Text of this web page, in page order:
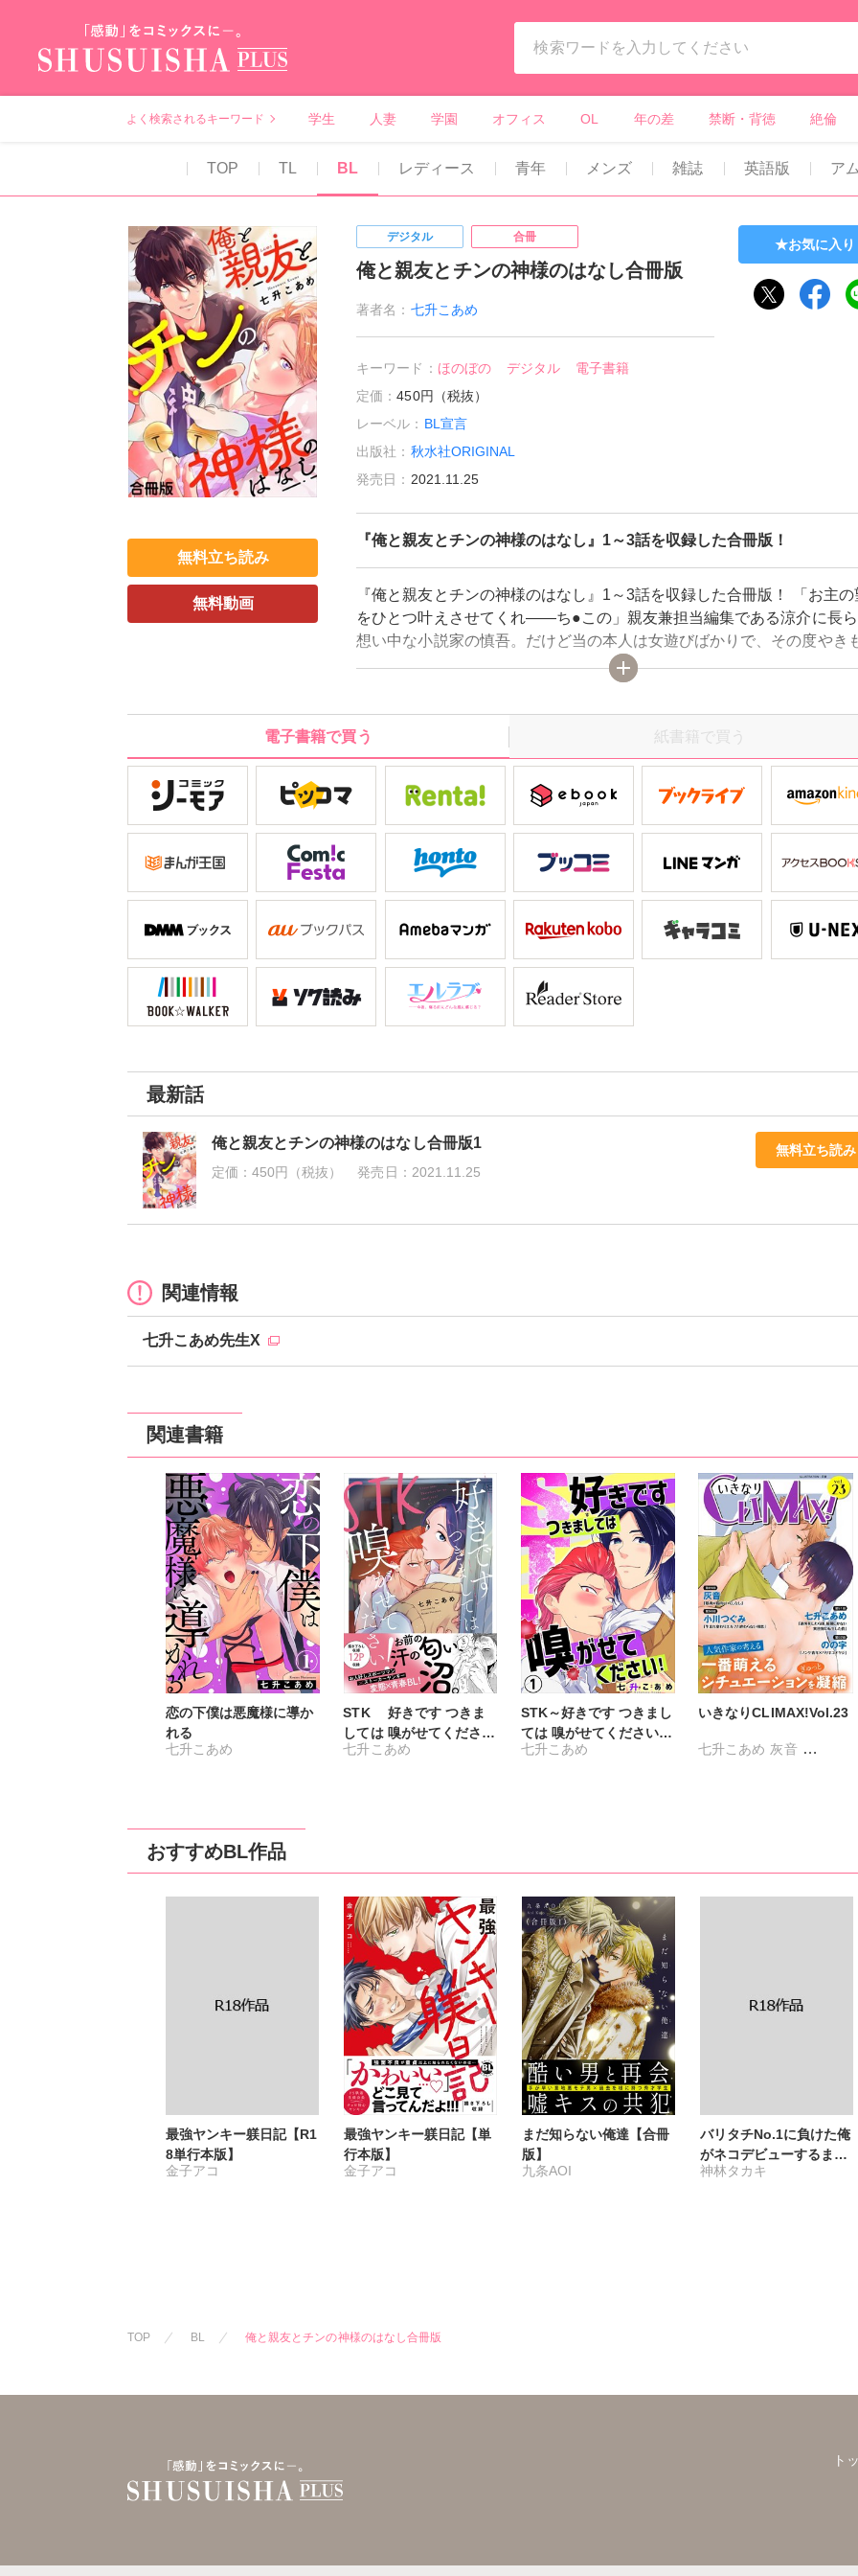
よく検索されるキーワード 学生 人妻 学園 オフィス OL 年の差 禁断・背徳 絶倫
TOP TL BL レディース 青年 メンズ 雑誌 英語版 ア
無料立ち読み
無料動画
デジタル 合冊
俺と親友とチンの神様のはなし合冊版
著者名： 七升こあめ
キーワード： ほのぼの デジタル
電子書籍
定価：450円（税抜）
レーベル： BL宣言
出版社： 秋水社ORIGINAL
発売日： 2021.11.25
お気に入り
『俺と親友とチンの神様のはなし』1～3話を収録した合冊版！
『俺と親友とチンの神様のはなし』1～3話を収録した合冊版！ 「お主の
をひとつ叶えさせてくれ――ち●この」親友兼担当編集である涼介に長
想い中な小説家の慎吾。だけど当の本人は女遊びばかりで、その度やき
していたら…目の前に突然ち●この神様がご降臨!?ち●こ限定の願いを叶
くれるという神様に、“涼介を俺でしかイけなくしてくれ”と試しにお願い
のお願い事のせいで、最近不能気味だった涼介から「抜くの手伝ってく
れ！」と頼まれて…？
電子書籍で買う 紙書籍で買う
最新話
俺と親友とチンの神様のはなし合冊版1
定価：450円（税抜） 発売日： 2021.11.25
無料立ち読み
関連情報
七升こあめ先生X
関連書籍
恋の下僕は悪魔様に導か
れる
七升こあめ
STK 好きです つきま
しては 嗅がせてくださ
い！【単行本版】
七升こあめ
STK～好きです つきまし
ては 嗅がせてください！
～
七升こあめ
いきなりCLIMAX!Vol.23
七升こあめ 灰音
おすすめBL作品
最強ヤンキー躾日記【R1
8単行本版】
金子アコ
最強ヤンキー躾日記【単
行本版】
金子アコ
まだ知らない俺達【合冊
版】
九条AOI
バリタチNo.1に負けた俺
がネコデビューするまで
【R18単行本版】2【電
神林タカキ
TOP BL 俺と親友とチンの神様のはなし合冊版
ト